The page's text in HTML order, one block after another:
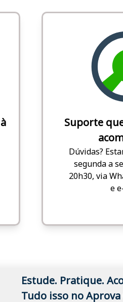
Suporte
Dúvidas?
segunda a
20h30, via
e
Estude. Pratique.
Tudo isso no Aprova